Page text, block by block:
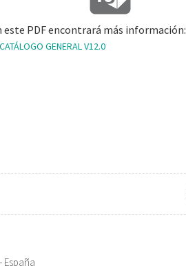
este PDF encontrará más información:
CATÁLOGO GENERAL V12.0
España